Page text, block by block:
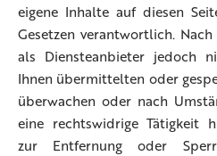
eigene Inhalte auf diesen
Gesetzen verantwortlich.
als Diensteanbieter jedoch
Ihnen übermittelten oder
überwachen oder nach
eine rechtswidrige Tätigkeit
zur Entfernung oder